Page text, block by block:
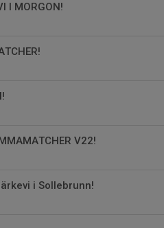
I MORGON!
V22!
i Sollebrunn!